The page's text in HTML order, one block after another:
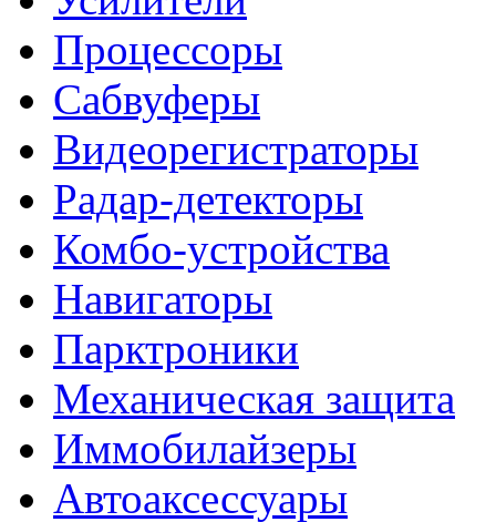
Процессоры
Сабвуферы
Видеорегистраторы
Радар-детекторы
Комбо-устройства
Навигаторы
Парктроники
Механическая защита
Иммобилайзеры
Автоаксессуары